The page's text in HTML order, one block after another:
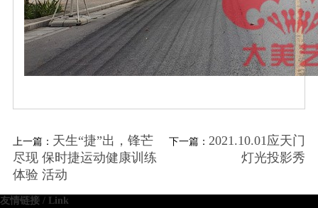
上一篇： 天生“捷”出，锋芒
尽现 保时捷运动健康训练
体验 活动
下一篇：2021.10.01应天门
灯光投影秀
友情链接 / Link